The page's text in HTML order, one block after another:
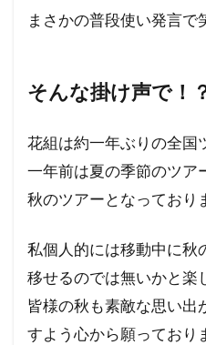
まさかの普段使い発言で
そんな掛け声で！
花組は約一年ぶりの全国
一年前は夏の季節のツア
秋のツアーとなっており
私個人的には移動中に秋
移せるのでは無いかと楽
皆様の秋も素敵な思い出
すよう心から願っており